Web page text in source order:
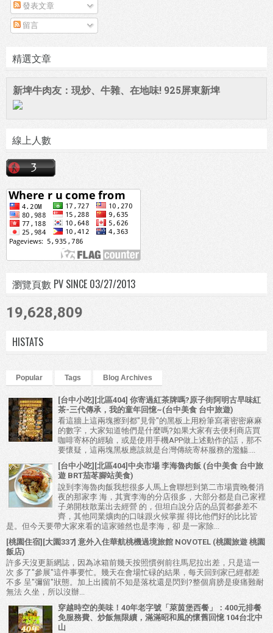
發表文章
留言
精選文章
新埤牛肉友：現炒、牛雜、在地味! 925屏東新埤
線上人數
瀏覽頁數 PV SINCE 03/27/2013
19,628,809
HISTATS
Popular Tags Blog Archives
[台中小吃][北區404] 你寄過紅茶牌嗎?原子街阿明古早味紅
茶-三代傳承，我的童年回憶~(台中美食 台中旅遊)
看這牆上這兩塊擦到都"見骨"的黑板上用粉筆寫著密密麻麻
的數字，大家知道牠們是什麼嗎?如果大家有去便利商店買
咖啡寄杯的經驗，或是使用手機APP做上述動作的話，那不
要懷疑，這兩塊黑板應該就是台灣傳統寄杯服務的濫觴....
[台中小吃][北區404]中央市場 李海魯肉飯 (台中美食 台中旅
遊 BRT茄苳腳站美食)
說到李海魯肉飯我想很多人馬上會聯想到第二市場賣晚餐消
夜的那家李 海，其實李海的分店很多，大部分都是自己家裡
子弟開枝散葉出去經營 的，但坦白說分店的品質都參差不
齊，其他同業爌肉的口味跟火候掌握 得比他們好的比比皆
是。但今天要帶大家來看的這家雖然也是李海，卻 是一家除...
[桃園住宿][大園337] 意外入住華航桃機過境旅館 NOVOTEL (桃園旅遊 桃園
飯店)
許多天沒更新網誌，因為冰箱前幾天按照慣例前往馬尼拉出差，只是這一
次 多了"參展"這件事要忙。幾天在會場忙碌的結果，每天回到家已經都差
不多 呈"彌留"狀態。加上出國前不知是落枕還是閃到?整個肩膀是痠痛難耐
無法 久坐，所以沒辦...
穿越時空的美味！40年老字號「萊茵堡西餐」：400元排餐
免服務費、炒飯無限續，滿滿昭和風的懷舊回憶 104台北中
山